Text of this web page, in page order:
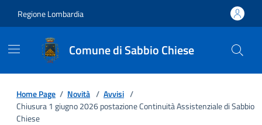
Regione Lombardia
Comune di Sabbio Chiese
Home Page / Novità / Avvisi /
Chiusura 1 giugno 2026 postazione Continuità Assistenziale di Sabbio
Chiese